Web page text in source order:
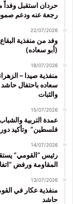
حردان استقبل وفداً
رجعة عنه ودعم صمود
22/07/2026
وفد من منفذية
(أبو سعاده)
18/07/2026
منفذية صيدا –
سعاده باحتفال حاشد
والثبات
15/07/2026
عمدة التربية
فلسطين” وتأكيد
14/07/2026
رئيس “القومي”
المقاومة ورفض
13/07/2026
حاشد